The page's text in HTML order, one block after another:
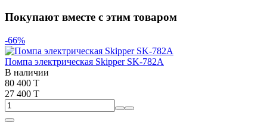
Покупают вместе с этим товаром
-66%
Помпа электрическая Skipper SK-782A
В наличии
80 400 T
27 400 T